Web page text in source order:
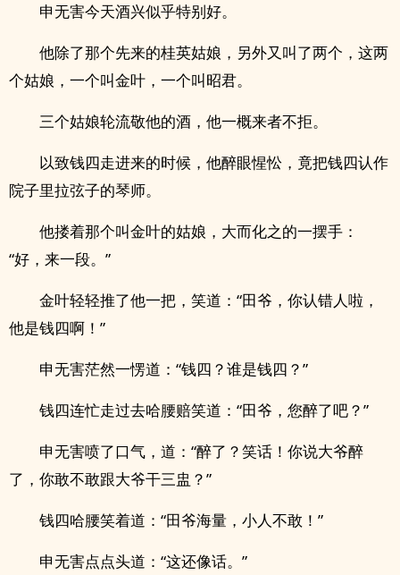
申无害今天酒兴似乎特别好。
他除了那个先来的桂英姑娘，另外又叫了两个，这两
个姑娘，一个叫金叶，一个叫昭君。
三个姑娘轮流敬他的酒，他一概来者不拒。
以致钱四走进来的时候，他醉眼惺忪，竟把钱四认作
院子里拉弦子的琴师。
他搂着那个叫金叶的姑娘，大而化之的一摆手：
“好，来一段。”
金叶轻轻推了他一把，笑道：“田爷，你认错人啦，
他是钱四啊！”
申无害茫然一愣道：“钱四？谁是钱四？”
钱四连忙走过去哈腰赔笑道：“田爷，您醉了吧？”
申无害喷了口气，道：“醉了？笑话！你说大爷醉
了，你敢不敢跟大爷干三盅？”
钱四哈腰笑着道：“田爷海量，小人不敢！”
申无害点点头道：“这还像话。”